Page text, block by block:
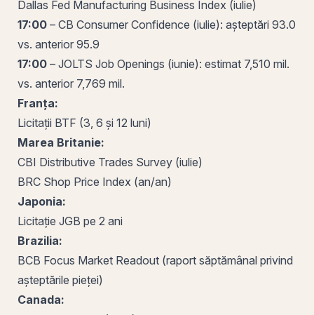
Dallas Fed Manufacturing Business Index (iulie)
17:00 – CB Consumer Confidence (iulie): așteptări 93.0
vs. anterior 95.9
17:00 – JOLTS Job Openings (iunie): estimat 7,510 mil.
vs. anterior 7,769 mil.
Franța:
Licitații BTF (3, 6 și 12 luni)
Marea Britanie:
CBI Distributive Trades Survey (iulie)
BRC Shop Price Index (an/an)
Japonia:
Licitație JGB pe 2 ani
Brazilia:
BCB Focus Market Readout (raport săptămânal privind
așteptările pieței)
Canada: